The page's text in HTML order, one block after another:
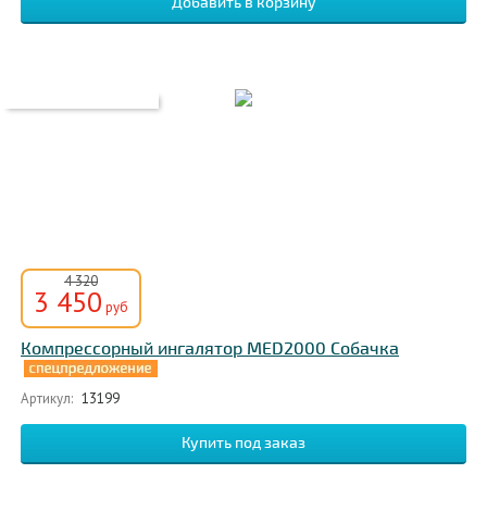
4 320
3 450 руб
Компрессорный ингалятор MED2000 Собачка
Артикул: 13199